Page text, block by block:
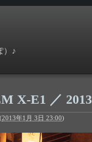
）♪
X-E1 ／
(2013年1月 3日 23:00)